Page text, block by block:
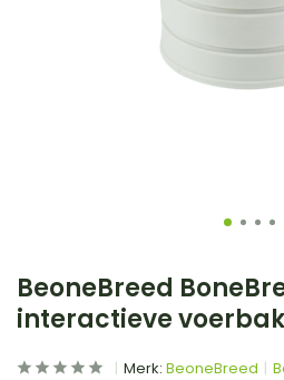
BeoneBreed
interactieve voerbak
Merk: BeoneBreed